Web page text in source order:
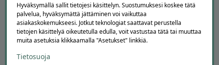
TUTUSTU MEIHIN
Tietoa meistä
Ajankohtaista
Avoimet työpaikat
Hyväksymällä sallit tietojesi käsittelyn. Suostumuksesi koskee tätä
palvelua, hyväksymättä jättäminen voi vaikuttaa
asiakaskokemukseesi. Jotkut teknologiat saattavat perustella
tietojen käsittelyä oikeutetulla edulla, voit vastustaa tätä tai muuttaa
muita asetuksia klikkaamalla "Asetukset" linkkiä.
Tietosuoja